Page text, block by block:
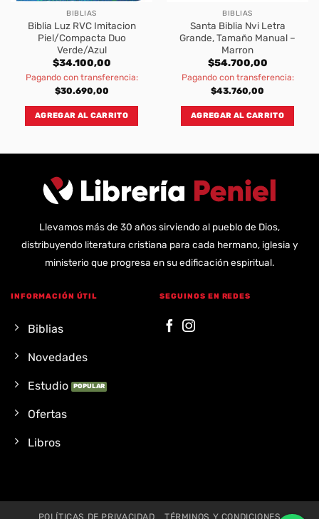
BIBLIAS
Biblia Luz RVC Imitacion
Piel/Compacta Duo
Verde/Azul
$34.100,00
Pagando con transferencia:
$30.690,00
AGREGAR AL CARRITO
BIBLIAS
Santa Biblia Nvi Letra
Grande, Tamaño Manual –
Marron
$54.700,00
Pagando con transferencia:
$43.760,00
AGREGAR AL CARRITO
Llevamos más de 30 años sirviendo al pueblo de Dios,
distribuyendo literatura cristiana para cada hermano, iglesia y
ministerio que progresa en su edificación espiritual.
INFORMACIÓN ÚTIL
Biblias
Novedades
Estudio
Ofertas
Libros
SEGUINOS EN REDES
POLÍTICAS DE PRIVACIDAD TÉRMINOS Y CONDICIONES